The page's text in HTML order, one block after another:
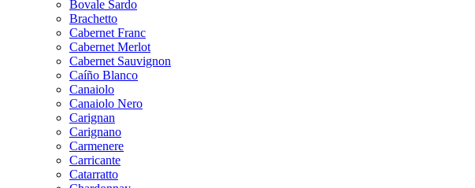
Bovale Sardo
Brachetto
Cabernet Franc
Cabernet Merlot
Cabernet Sauvignon
Caíño Blanco
Canaiolo
Canaiolo Nero
Carignan
Carignano
Carmenere
Carricante
Catarratto